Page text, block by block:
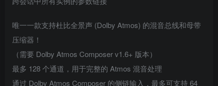
唯一一款支持杜比全景声 (Dolby Atmos) 的混音总线和母带
压缩器！
（需要 Dolby Atmos Composer v1.6+ 版本）
最多 128 个通道，用于完整的 Atmos 混音处理
通过 Dolby Atmos Composer 的侧链输入，最多可支持 64